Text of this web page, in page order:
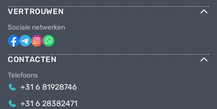
VERTROUWEN
Sociale netwerken
CONTACTEN
Telefoons
+31 6 81928746
+31 6 28382471